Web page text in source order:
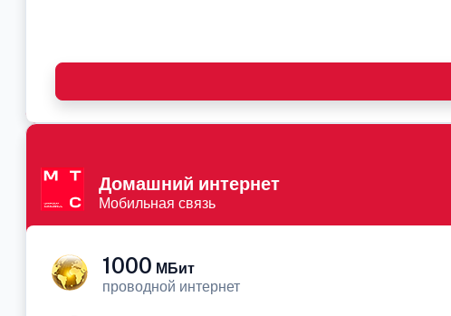
Домашний интернет
Мобильная связь
1000 МБит
проводной интернет